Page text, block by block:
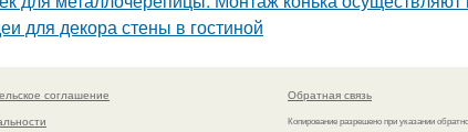
для декора стены в гостиной
соглашение
Обратная связь
Копирование разрешено при указании